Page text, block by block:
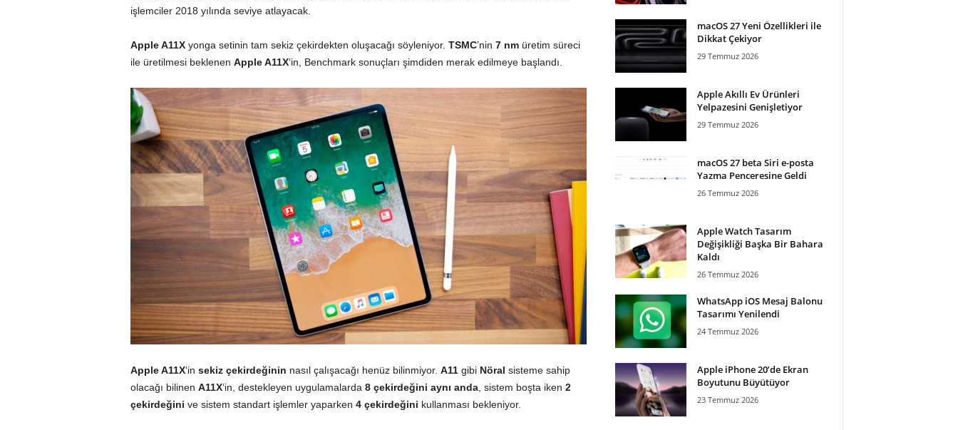
işlemciler 2018 yılında seviye atlayacak.
Apple A11X yonga setinin tam sekiz çekirdekten oluşacağı söyleniyor. TSMC’nin 7 nmüretim süreci
ile üretilmesi beklenen Apple A11X‘in, Benchmark sonuçları şimdiden merak edilmeye başlandı.
Apple A11X‘in sekiz çekirdeğinin nasıl çalışacağı henüz bilinmiyor. A11gibi Nöral sisteme sahip
olacağı bilinen A11X‘in, destekleyen uygulamalarda 8 çekirdeğini aynı anda, sistem boşta iken 2
çekirdeğini ve sistem standart işlemler yaparken 4 çekirdeğini kullanması bekleniyor.
macOS 27 Yeni Özellikleri ile
Dikkat Çekiyor
29 Temmuz 2026
Apple Akıllı Ev Ürünleri
Yelpazesini Genişletiyor
29 Temmuz 2026
macOS 27 beta Siri e-posta
Yazma Penceresine Geldi
26 Temmuz 2026
Apple Watch Tasarım
Değişikliği Başka Bir Bahara
Kaldı
26 Temmuz 2026
WhatsApp iOS Mesaj Balonu
Tasarımı Yenilendi
24 Temmuz 2026
Apple iPhone 20’de Ekran
Boyutunu Büyütüyor
23 Temmuz 2026